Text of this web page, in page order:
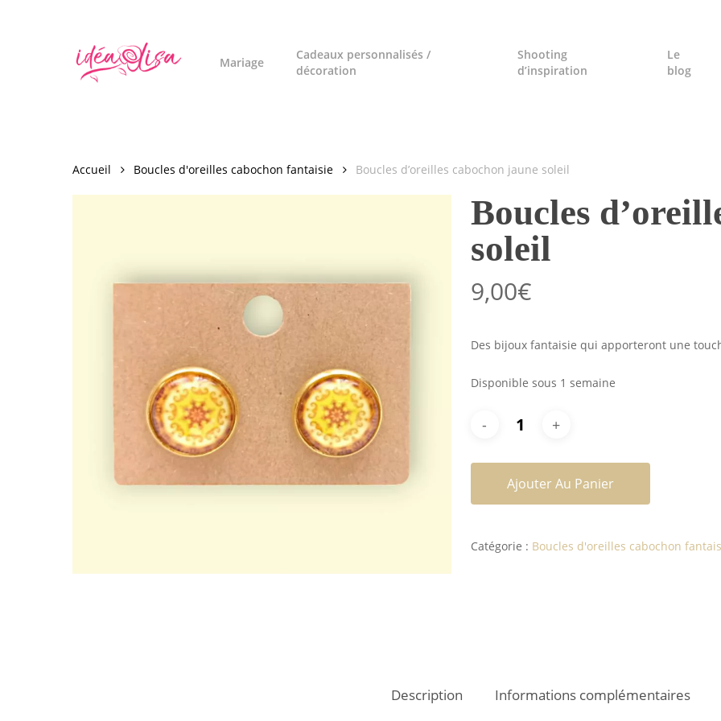
Mariage
Cadeaux personnalisés /
décoration
Shooting
d’inspiration
Le
blog
Accueil Boucles d'oreilles cabochon fantaisie Boucles d’oreilles cabochon jaune soleil
Boucles
soleil
9,00€
Des bijoux fantaisie qui apporteront une
Disponible sous 1 semaine
Ajouter Au Panier
Catégorie : Boucles d'oreilles cabochon
Description Informations complémentaires